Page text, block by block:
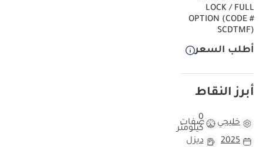
LOCK / FULL
OPTION (CODE #
SCDTMF)
أطلب السعر
أبرز النقاط
خليجي مواصفات
0
كيلومتر
2025
ديزل